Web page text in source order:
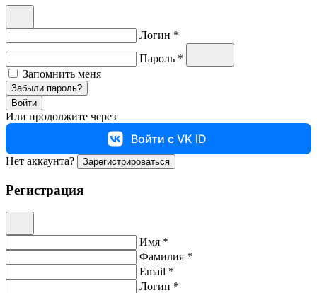
Логин *
Пароль *
Запомнить меня
Забыли пароль?
Войти
Или продолжите через
Войти с VK ID
Нет аккаунта? Зарегистрироваться
Регистрация
Имя *
Фамилия *
Email *
Логин *